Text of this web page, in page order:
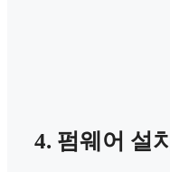
4. 펌웨어 설치